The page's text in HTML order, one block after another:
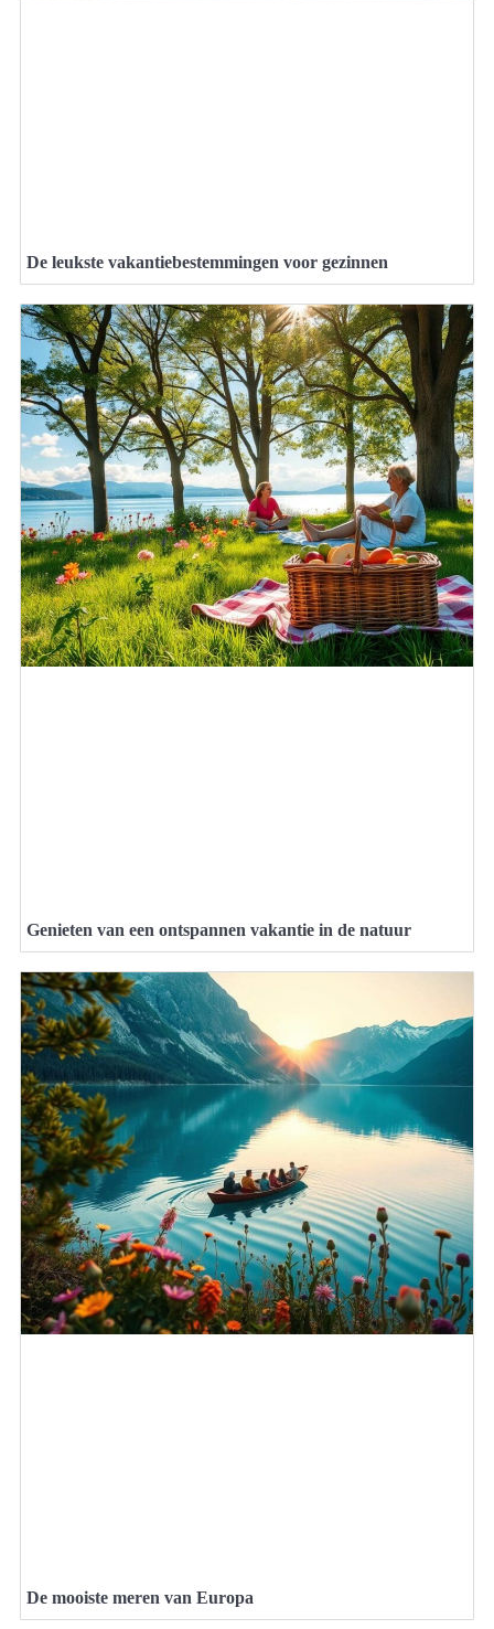
De leukste vakantiebestemmingen voor gezinnen
Genieten van een ontspannen vakantie in de natuur
De mooiste meren van Europa